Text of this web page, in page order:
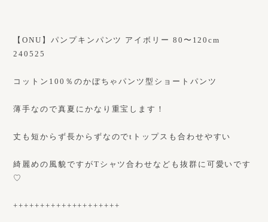
【ONU】パンプキンパンツ アイボリー 80〜120cm
240525
コットン100％のかぼちゃパンツ型ショートパンツ
薄手なので真夏にかなり重宝します！
丈も短からず長からずなのでtトップスも合わせやすい
綺麗めの風貌ですがTシャツ合わせなども抜群に可愛いです
♡
++++++++++++++++++++